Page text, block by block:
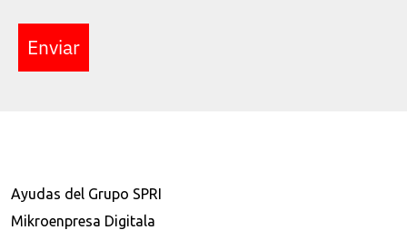
Enviar
Ayudas del Grupo SPRI
Mikroenpresa Digitala